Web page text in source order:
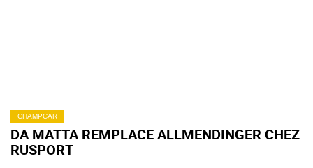
CHAMPCAR
DA MATTA REMPLACE ALLMENDINGER CHEZ
RUSPORT